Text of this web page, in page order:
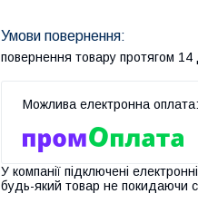
повернення товару протягом 14
У компанії підключені
будь-який товар не покидаючи